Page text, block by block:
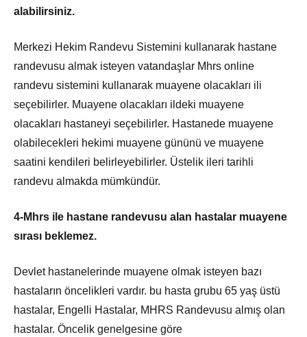
alabilirsiniz.
Merkezi Hekim Randevu Sistemini kullanarak hastane
randevusu almak isteyen vatandaşlar Mhrs online
randevu sistemini kullanarak muayene olacakları ili
seçebilirler. Muayene olacakları ildeki muayene
olacakları hastaneyi seçebilirler. Hastanede muayene
olabilecekleri hekimi muayene gününü ve muayene
saatini kendileri belirleyebilirler. Üstelik ileri tarihli
randevu almakda mümkündür.
4-Mhrs ile hastane randevusu alan hastalar muayene
sırası beklemez.
Devlet hastanelerinde muayene olmak isteyen bazı
hastaların öncelikleri vardır. bu hasta grubu 65 yaş üstü
hastalar, Engelli Hastalar, MHRS Randevusu almış olan
hastalar. Öncelik genelgesine göre